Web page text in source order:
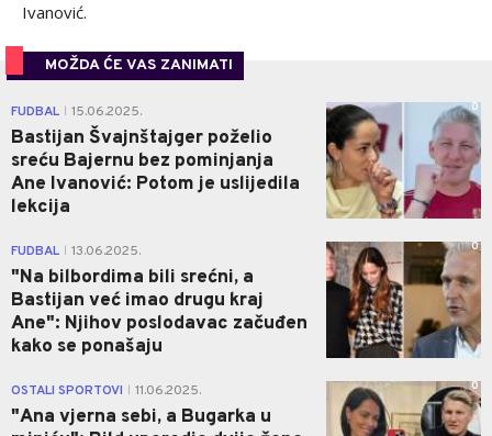
Ivanović.
MOŽDA ĆE VAS ZANIMATI
FUDBAL 15.06.2025.
Bastijan Švajnštajger poželio
sreću Bajernu bez pominjanja
Ane Ivanović: Potom je uslijedila
lekcija
0
FUDBAL 13.06.2025.
"Na bilbordima bili srećni, a
Bastijan već imao drugu kraj
Ane": Njihov poslodavac začuđen
kako se ponašaju
0
OSTALI SPORTOVI 11.06.2025.
"Ana vjerna sebi, a Bugarka u
0